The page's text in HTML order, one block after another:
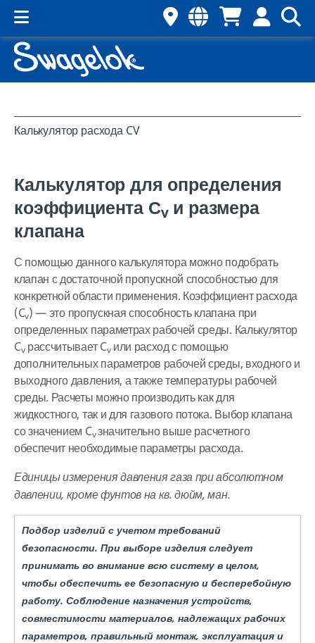
Калькулятор расхода CV
Калькулятор для определения
коэффициента Сvи размера
клапана
С помощью данного калькулятора можно подобрать
клапан с достаточной пропускной способностью для
конкретной области применения. Коэффициент расхода
(Cv) — это пропускная способность клапана при
определенных параметрах рабочей среды. Калькулятор
Cvрассчитывает Cvили расход с помощью
дополнительных параметров рабочей среды, входного и
выходного давления, а также температуры рабочей
среды. Расчеты можно производить как для
жидкостного, так и для газового потока. Выбор клапана
со значением Cvзначительно выше расчетного
обеспечит необходимые параметры расхода.
Единицы измерения давления газа при абсолютном
давлении, кроме фунтов на кв. дюйм, ман.
Подбор изделий с учетом требований
безопасности. При выборе изделия следует
принимать во внимание всю систему в целом,
чтобы обеспечить ее безопасную и бесперебойную
работу. Соблюдение назначения устройств,
совместимости материалов, надлежащих рабочих
параметров, правильный монтаж, эксплуатация и